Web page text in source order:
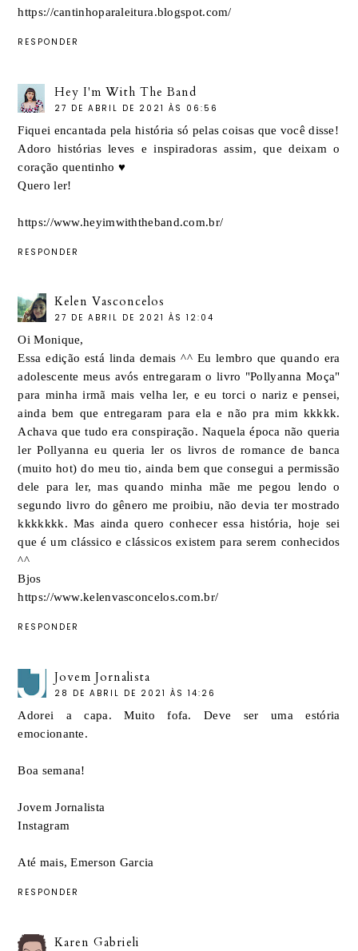
https://cantinhoparaleitura.blogspot.com/
RESPONDER
Hey I'm With The Band
27 DE ABRIL DE 2021 ÀS 06:56
Fiquei encantada pela história só pelas coisas que você disse!
Adoro histórias leves e inspiradoras assim, que deixam o
coração quentinho ♥
Quero ler!
https://www.heyimwiththeband.com.br/
RESPONDER
Kelen Vasconcelos
27 DE ABRIL DE 2021 ÀS 12:04
Oi Monique,
Essa edição está linda demais ^^ Eu lembro que quando era
adolescente meus avós entregaram o livro "Pollyanna Moça"
para minha irmã mais velha ler, e eu torci o nariz e pensei,
ainda bem que entregaram para ela e não pra mim kkkkk.
Achava que tudo era conspiração. Naquela época não queria
ler Pollyanna eu queria ler os livros de romance de banca
(muito hot) do meu tio, ainda bem que consegui a permissão
dele para ler, mas quando minha mãe me pegou lendo o
segundo livro do gênero me proibiu, não devia ter mostrado
kkkkkkk. Mas ainda quero conhecer essa história, hoje sei
que é um clássico e clássicos existem para serem conhecidos
^^
Bjos
https://www.kelenvasconcelos.com.br/
RESPONDER
Jovem Jornalista
28 DE ABRIL DE 2021 ÀS 14:26
Adorei a capa. Muito fofa. Deve ser uma estória
emocionante.
Boa semana!
Jovem Jornalista
Instagram
Até mais, Emerson Garcia
RESPONDER
Karen Gabrieli